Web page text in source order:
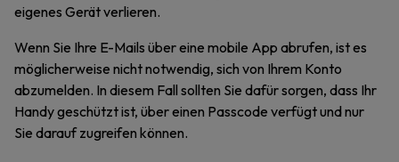
eigenes Gerät verlieren.
Wenn Sie Ihre E-Mails über eine mobile App abrufen, ist es
möglicherweise nicht notwendig, sich von Ihrem Konto
abzumelden. In diesem Fall sollten Sie dafür sorgen, dass Ihr
Handy geschützt ist, über einen Passcode verfügt und nur
Sie darauf zugreifen können.